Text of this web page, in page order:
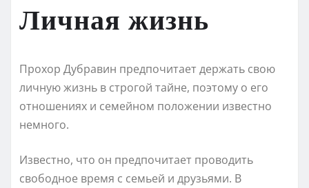
Личная жизнь
Прохор Дубравин предпочитает держать свою
личную жизнь в строгой тайне, поэтому о его
отношениях и семейном положении известно
немного.
Известно, что он предпочитает проводить
свободное время с семьей и друзьями. В